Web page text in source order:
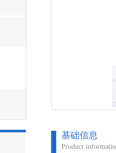
基础信息
Product